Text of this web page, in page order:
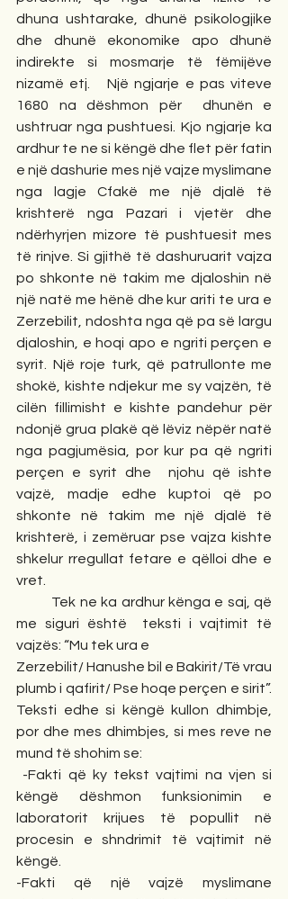
dhuna ushtarake, dhunë psikologjike
dhe dhunë ekonomike apo dhunë
indirekte si mosmarje të fëmijëve
nizamë etj.   Një ngjarje e pas viteve
1680 na dëshmon për  dhunën e
ushtruar nga pushtuesi. Kjo ngjarje ka
ardhur te ne si këngë dhe flet për fatin
e një dashurie mes një vajze myslimane
nga lagje Cfakë me një djalë të
krishterë nga Pazari i vjetër dhe
ndërhyrjen mizore të pushtuesit mes
të rinjve. Si gjithë të dashuruarit vajza
po shkonte në takim me djaloshin në
një natë me hënë dhe kur ariti te ura e
Zerzebilit, ndoshta nga që pa së largu
djaloshin, e hoqi apo e ngriti perçen e
syrit. Një roje turk, që patrullonte me
shokë, kishte ndjekur me sy vajzën, të
cilën fillimisht e kishte pandehur për
ndonjë grua plakë që lëviz nëpër natë
nga pagjumësia, por kur pa që ngriti
perçen e syrit dhe  njohu që ishte
vajzë, madje edhe kuptoi që po
shkonte në takim me një djalë të
krishterë, i zemëruar pse vajza kishte
shkelur rregullat fetare e qëlloi dhe e
vret.
me siguri është  teksti i vajtimit të
vajzës: “Mu tek ura e
Zerzebilit/ Hanushe bil e Bakirit/Të vrau
plumb i qafirit/ Pse hoqe perçen e sirit”.
Teksti edhe si këngë kullon dhimbje,
por dhe mes dhimbjes, si mes reve ne
mund të shohim se:
këngë dëshmon funksionimin e
laboratorit krijues të popullit në
procesin e shndrimit të vajtimit në
këngë.
-Fakti që një vajzë myslimane